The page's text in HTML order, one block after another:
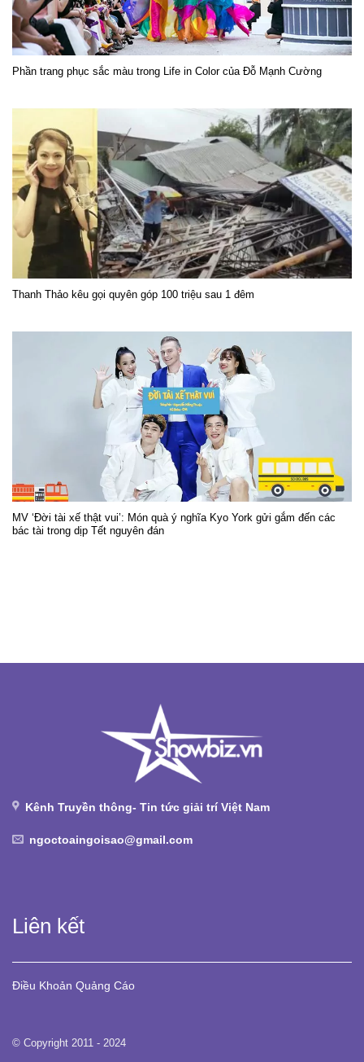
Phần trang phục sắc màu trong Life in Color của Đỗ Mạnh Cường
Thanh Thảo kêu gọi quyên góp 100 triệu sau 1 đêm
MV ‘Đời tài xế thật vui’: Món quà ý nghĩa Kyo York gửi gắm đến các
bác tài trong dịp Tết nguyên đán
Kênh Truyền thông- Tin tức giải trí Việt Nam
ngoctoaingoisao@gmail.com
Liên kết
Điều Khoản Quảng Cáo
© Copyright 2011 - 2024